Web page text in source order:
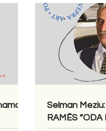
Selman
RAMËS “ODA